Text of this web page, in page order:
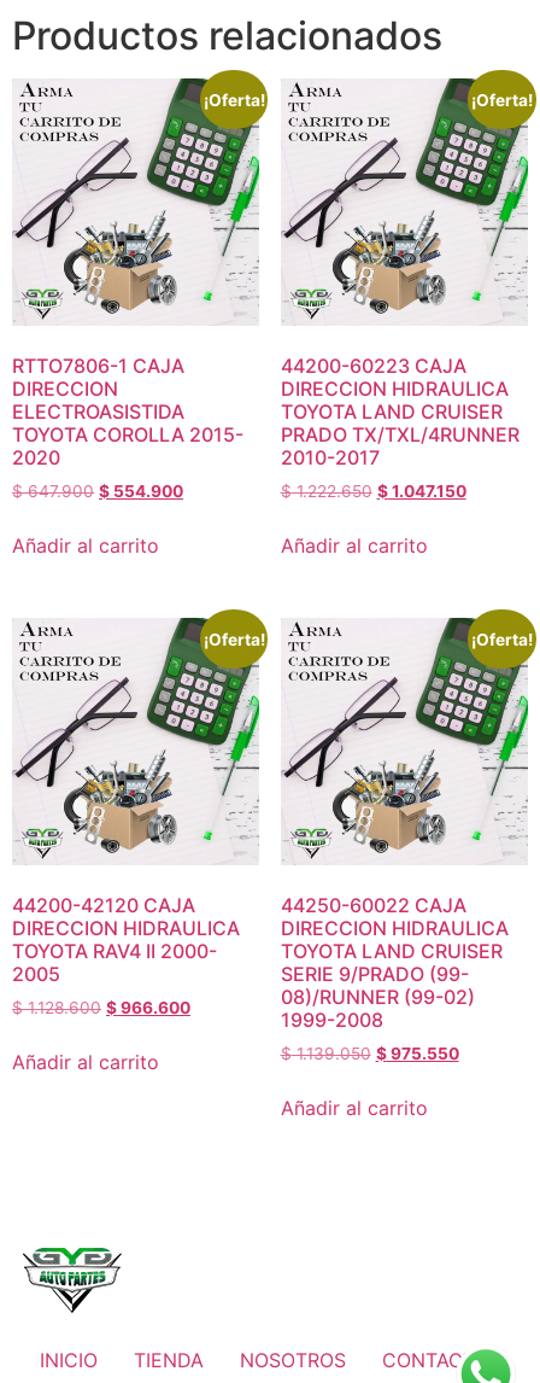
Productos relacionados
¡Oferta!
RTTO7806-1 CAJA
DIRECCION
ELECTROASISTIDA
TOYOTA COROLLA 2015-
2020
$647.900 $ 554.900
Añadir al carrito
¡Oferta!
44200-60223 CAJA
DIRECCION HIDRAULICA
TOYOTA LAND CRUISER
PRADO TX/TXL/4RUNNER
2010-2017
$1.222.650 $1.047.150
Añadir al carrito
¡Oferta!
44200-42120 CAJA
DIRECCION HIDRAULICA
TOYOTA RAV4 II 2000-
2005
$1.128.600 $966.600
Añadir al carrito
¡Oferta!
44250-60022 CAJA
DIRECCION HIDRAULICA
TOYOTA LAND CRUISER
SERIE 9/PRADO (99-
08)/RUNNER (99-02)
1999-2008
$1.139.050 $975.550
Añadir al carrito
INICIO TIENDA NOSOTROS
CONTACTOS